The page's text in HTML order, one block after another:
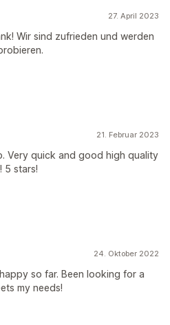
27. April 2023
Wir sind zufrieden und werden
21. Februar 2023
Very quick and good high quality
5 stars!
24. Oktober 2022
so far. Been looking for a
my needs!